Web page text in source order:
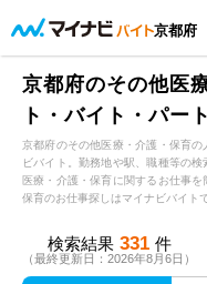
京都府
京都府のその他医
ト・バイト・パー
京都府のその他医療・介護・保育
ビバイト。勤務地や駅、職種等の
医療・介護・保育に関するお仕事
保育のお仕事探しはマイナビバイト
検索結果 331 件
（最終更新日：2026年8月6日）